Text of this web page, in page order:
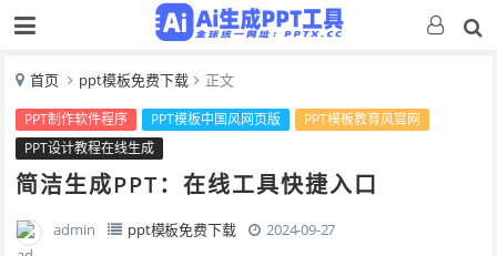
首页 ppt模板免费下载 正文
PPT制作软件程序 PPT模板中国风网页版
PPT模板教育风官网
PPT设计教程在线生成
简洁生成PPT：在线工具快捷入口
admin ppt模板免费下载 2024-09-27